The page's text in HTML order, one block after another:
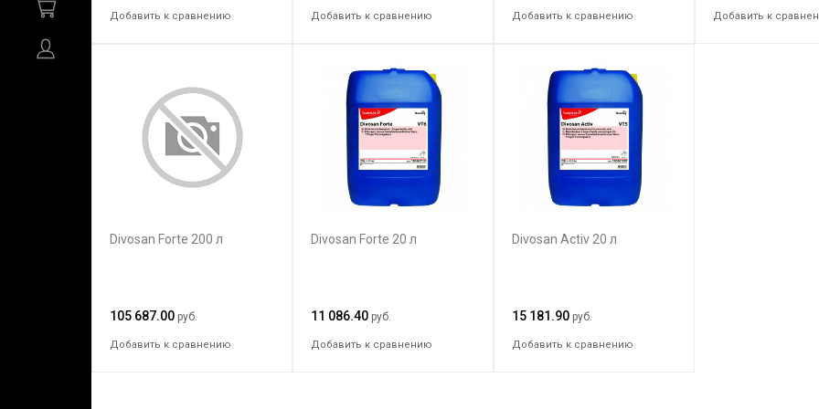
Добавить к сравнению Добавить к сравнению Добавить к сравнению Добавить к
Divosan Forte 200 л
105 687.00 руб.
Добавить к сравнению
Divosan Forte 20 л
11 086.40 руб.
Добавить к сравнению
Divosan Activ 20 л
15 181.90 руб.
Добавить к сравнению